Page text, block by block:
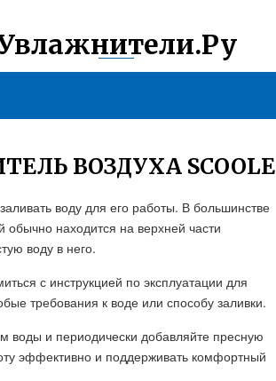
ВОЗДУХА SCOOLE
воду для его работы. В большинстве
находится на верхней части
воду в него.
с инструкцией по эксплуатации для
требования к воде или способу заливки.
воды и периодически добавляйте пресную
эффективно и поддерживать комфортный